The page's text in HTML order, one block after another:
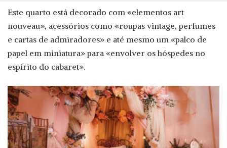
Este quarto está decorado com «elementos art
nouveau», acessórios como «roupas vintage, perfumes
e cartas de admiradores» e até mesmo um «palco de
papel em miniatura» para «envolver os hóspedes no
espírito do cabaret».